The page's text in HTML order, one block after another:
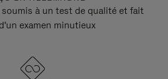
à un test de qualité et fait
examen minutieux